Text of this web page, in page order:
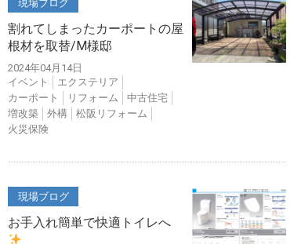
現場ブログ
割れてしまったカーポートの屋
根材を取替/M様邸
2024年04月14日
イベント
エクステリア
カーポート
リフォーム
中古住宅
増改築
外構
松阪リフォーム
火災保険
現場ブログ
お手入れ簡単で快適トイレへ